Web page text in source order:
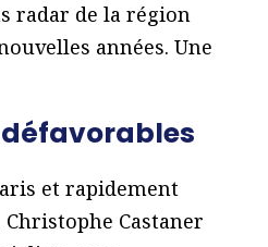
radar de la région
années. Une
défavorables
et rapidement
Castaner